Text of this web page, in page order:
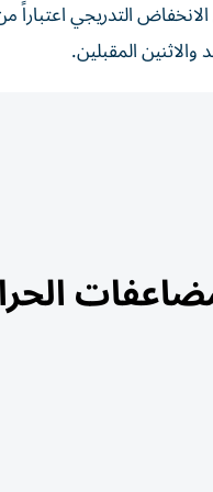
التدريجي
مضاعفات